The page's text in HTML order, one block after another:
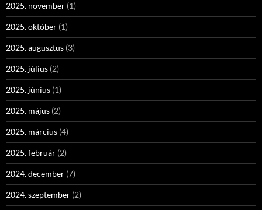
2025. november (1)
2025. október (1)
2025. augusztus (3)
2025. július (2)
2025. június (1)
2025. május (2)
2025. március (4)
2025. február (2)
2024. december (7)
2024. szeptember (2)